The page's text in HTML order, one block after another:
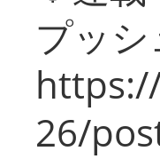
プッ
26/